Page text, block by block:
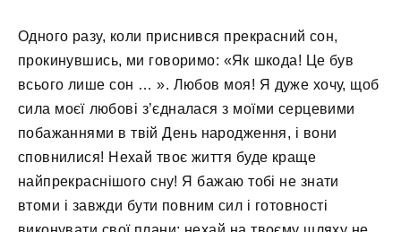
Одного разу, коли приснився прекрасний сон,
прокинувшись, ми говоримо: «Як шкода! Це був
всього лише сон … ». Любов моя! Я дуже хочу, щоб
сила моєї любові з’єдналася з моїми серцевими
побажаннями в твій День народження, і вони
сповнилися! Нехай твоє життя буде краще
найпрекраснішого сну! Я бажаю тобі не знати
втоми і завжди бути повним сил і готовності